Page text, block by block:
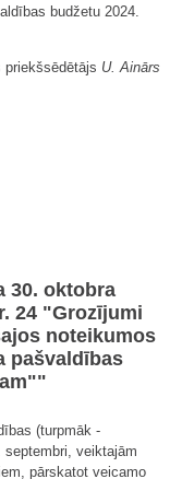
budžetu 2024.
priekšsēdētājs U. Ainārs
30. oktobra
24 "Grozījumi
noteikumos
pašvaldības
(turpmāk -
veiktajām
pārskatot veicamo